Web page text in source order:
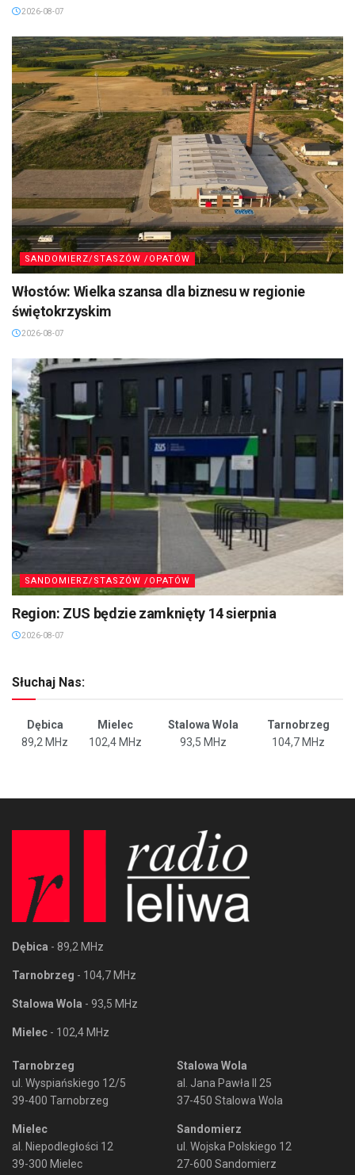
2026-08-07
SANDOMIERZ/STASZÓW /OPATÓW
Włostów: Wielka szansa dla biznesu w regionie
świętokrzyskim
2026-08-07
SANDOMIERZ/STASZÓW /OPATÓW
Region: ZUS będzie zamknięty 14 sierpnia
2026-08-07
Słuchaj Nas:
Dębica Mielec Stalowa Wola
Tarnobrzeg
89,2 MHz
102,4 MHz 93,5 MHz 104,7 MHz
Dębica - 89,2 MHz
Tarnobrzeg - 104,7 MHz
Stalowa Wola - 93,5 MHz
Mielec - 102,4 MHz
Tarnobrzeg
ul. Wyspiańskiego 12/5
39-400 Tarnobrzeg
Mielec
al. Niepodległości 12
39-300 Mielec
Stalowa Wola
al. Jana Pawła II 25
37-450 Stalowa Wola
Sandomierz
ul. Wojska Polskiego 12
27-600 Sandomierz